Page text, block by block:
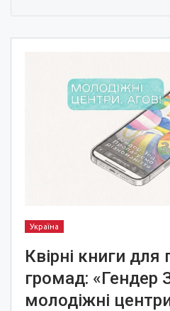
Україна
Квірні книги
громад: «Гендер
молодіжні